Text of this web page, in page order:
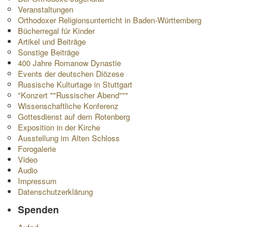
Veranstaltungen
Orthodoxer Religionsunterricht in Baden-Württemberg
Bücherregal für Kinder
Artikel und Beiträge
Sonstige Beiträge
400 Jahre Romanow Dynastie
Events der deutschen Diözese
Russische Kulturtage in Stuttgart
"Konzert ""Russischer Abend"""
Wissenschaftliche Konferenz
Gottesdienst auf dem Rotenberg
Exposition in der Kirche
Ausstellung im Alten Schloss
Forogalerie
Video
Audio
Impressum
Datenschutzerklärung
Spenden